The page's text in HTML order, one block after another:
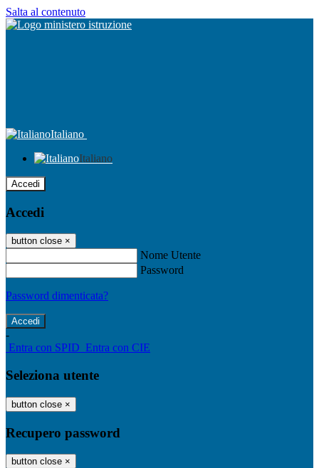
Salta al contenuto
Italiano
Italiano
Accedi
Accedi
button close ×
Nome Utente
Password
Password dimenticata?
-
Entra con SPID Entra con CIE
Seleziona utente
button close ×
Recupero password
button close ×